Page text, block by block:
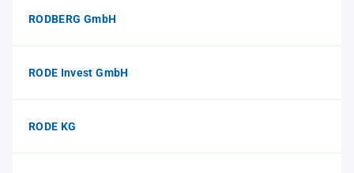
RODBERG GmbH
RODE Invest GmbH
RODE KG